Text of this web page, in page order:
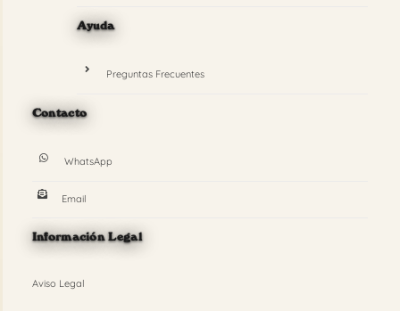
Ayuda
Preguntas Frecuentes
Contacto
WhatsApp
Email
Información Legal
Aviso Legal